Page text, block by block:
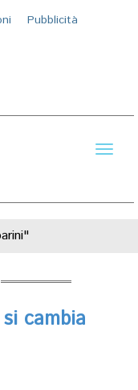
Pubblicità
cambia